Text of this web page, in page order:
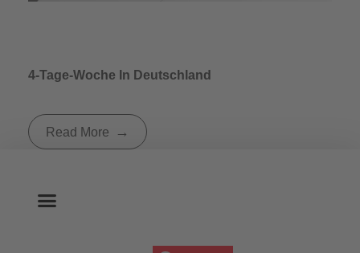
4-Tage-Woche In Deutschland
Read More